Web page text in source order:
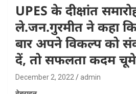
UPES के दीक्षांत
ले.जन.गुरमीत ने कहा
बार अपने विकल्प को
दें, तो सफलता कदम
December 2, 2022 admin